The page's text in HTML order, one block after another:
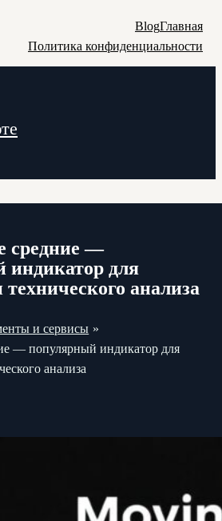
BlogГлавная
Политика конфиденциальности
средние —
индикатор для
анализа
и сервисы
— популярный индикатор для
анализа